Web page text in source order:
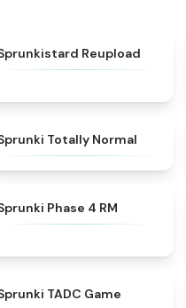
★
Reupload
★
Totally Normal
Phase 4 RM
TADC Game